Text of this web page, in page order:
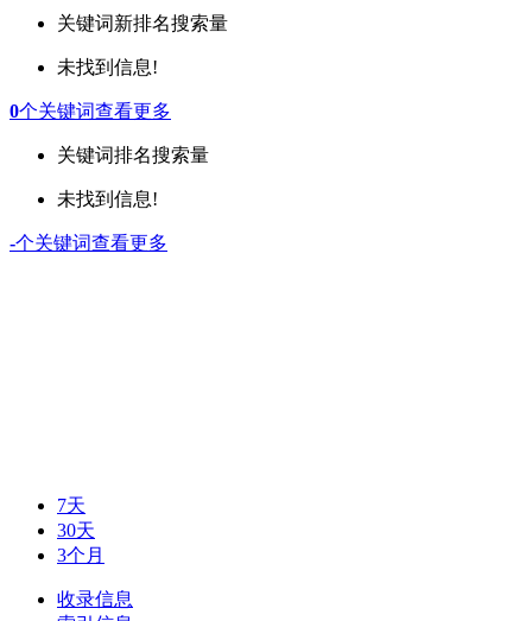
关键词新排名搜索量
未找到信息!
0个关键词查看更多
关键词排名搜索量
未找到信息!
-个关键词查看更多
7天
30天
3个月
收录信息